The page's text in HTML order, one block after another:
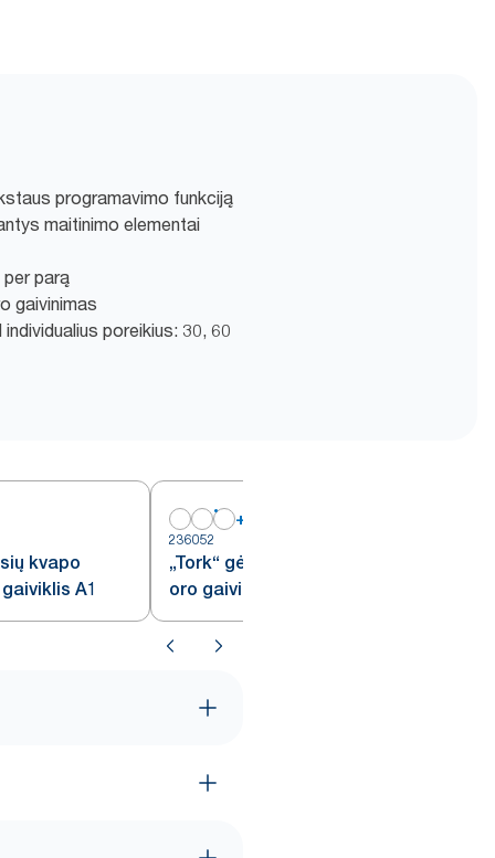
programavimo funkciją
maitinimo elementai
parą
gaivinimas
poreikius: 30, 60
kvapo
A1
+
236052
„Tork“ gėlių kvapo purškiamasis
oro gaiviklis A1